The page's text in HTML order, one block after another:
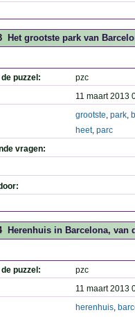
Het grootste park van
puzzel:
pzc
11 maart 2013
grootste, park,
heet, parc
vragen:
Herenhuis in Barcelona, van
puzzel:
pzc
11 maart 2013
herenhuis,